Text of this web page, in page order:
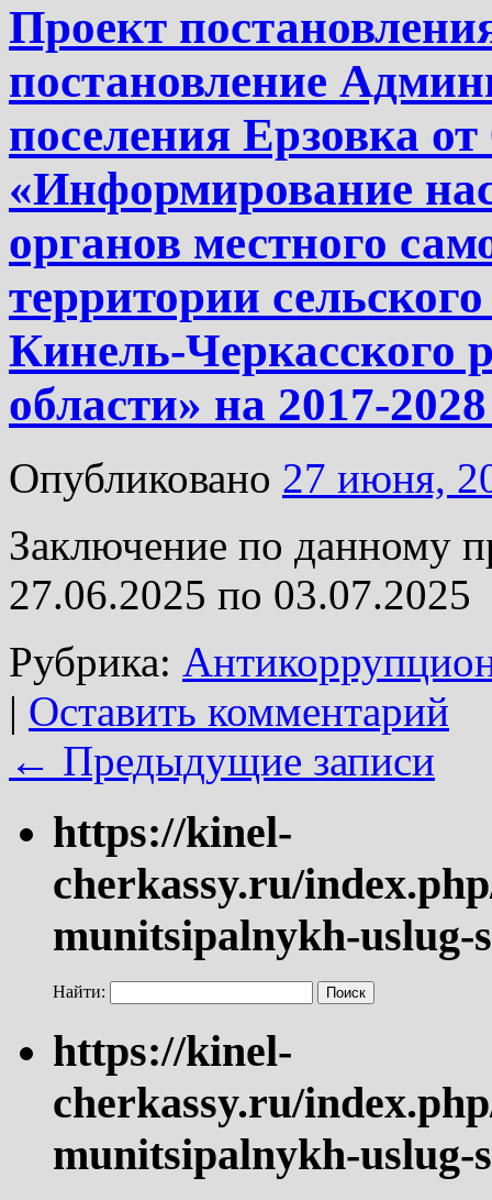
Проект
постановление
поселения Ерзовка
«Информирование
органов местного
территории
Кинель-Черкасского
области» на 2017-
Опубликовано 27 июня,
Заключение по данному
27.06.2025 по 03.07.2025
Рубрика:
| Оставить комментарий
← Предыдущие записи
https://kinel-
cherkassy.ru/
munitsipalnykh-uslug-
Найти:
https://kinel-
cherkassy.ru/
munitsipalnykh-uslug-